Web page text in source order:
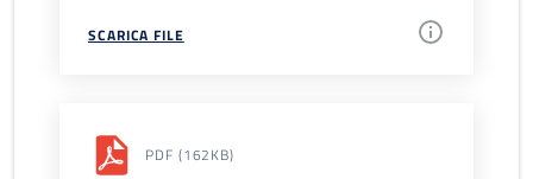
SCARICA FILE
PDF (162KB)